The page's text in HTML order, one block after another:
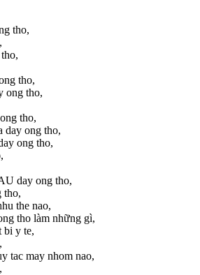
tho,
tho,
ong tho,
tho,
day ong tho,
ong tho,
day ong tho,
tho,
the nao,
tho làm những gì,
bi y te,
tac may nhom nao,